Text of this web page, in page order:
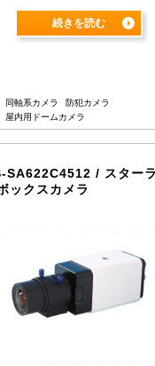
続きを読む
同軸系カメラ
防犯カメラ
屋内用ドームカメラ
SA622C4512 / スター
ックスカメラ